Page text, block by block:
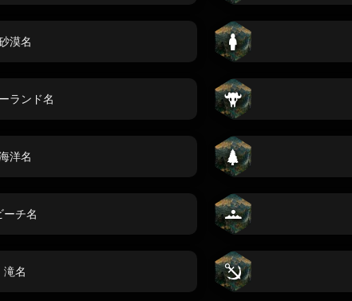
漠名
ランド名
洋名
ーチ名
滝名